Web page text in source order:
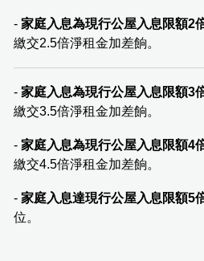
- 家庭入息為現行公屋入息限額2
繳交2.5倍淨租金加差餉。
- 家庭入息為現行公屋入息限額3
繳交3.5倍淨租金加差餉。
- 家庭入息為現行公屋入息限額4
繳交4.5倍淨租金加差餉。
- 家庭入息達現行公屋入息限額5
位。